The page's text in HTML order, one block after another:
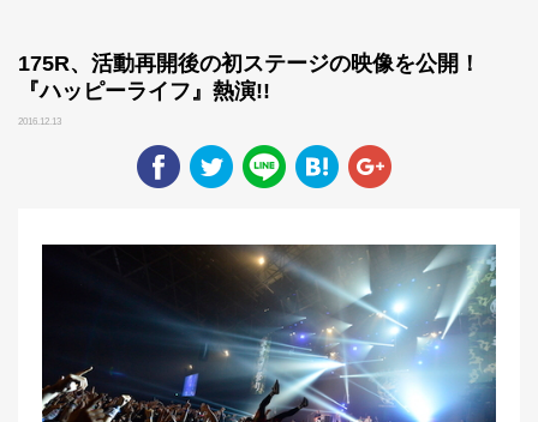
175R、活動再開後の初ステージの映像を公開！
『ハッピーライフ』熱演!!
2016.12.13